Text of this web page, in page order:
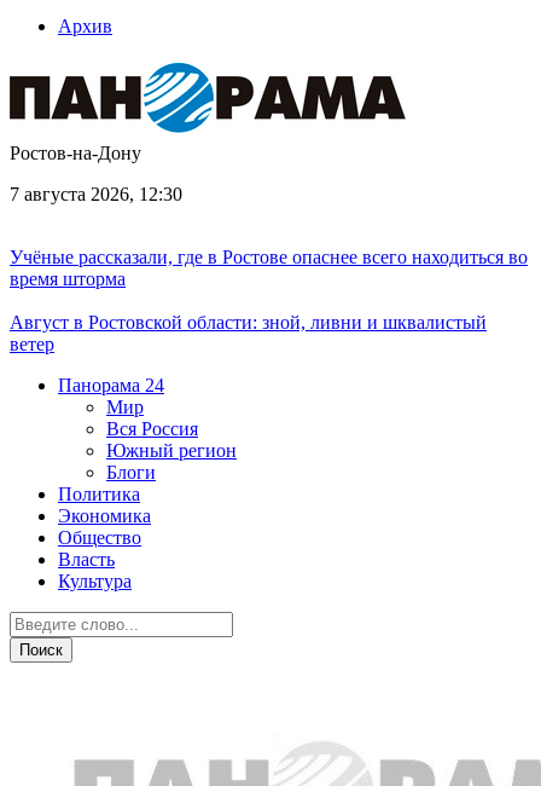
Архив
Ростов-на-Дону
7 августа 2026, 12:30
Учёные рассказали, где в Ростове опаснее всего находиться во
время шторма
Август в Ростовской области: зной, ливни и шквалистый
ветер
Панорама 24
Мир
Вся Россия
Южный регион
Блоги
Политика
Экономика
Общество
Власть
Культура